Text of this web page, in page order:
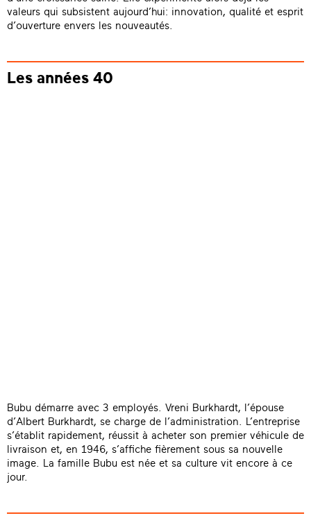
valeurs qui subsistent aujourd’hui: innovation, qualité et esprit
d’ouverture envers les nouveautés.
Les années 40
Bubu démarre avec 3 employés. Vreni Burkhardt, l’épouse
d’Albert Burkhardt, se charge de l’administration. L’entreprise
s’établit rapidement, réussit à acheter son premier véhicule de
livraison et, en 1946, s’affiche fièrement sous sa nouvelle
image. La famille Bubu est née et sa culture vit encore à ce
jour.